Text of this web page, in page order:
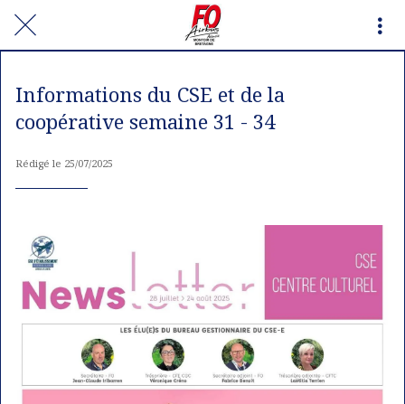
Informations du CSE et de la
coopérative semaine 31 - 34
Rédigé le 25/07/2025